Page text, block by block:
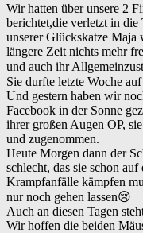
Wir hatten über unsere 2
berichtet,die verletzt in
unserer Glückskatze
längere Zeit nichts mehr
und auch ihr
Sie durfte letzte Woche
Und gestern haben wir
Facebook in der Sonne
ihrer großen Augen OP,
und zugenommen.
Heute Morgen dann der
schlecht, das sie schon
Krampfanfälle kämpfen
nur noch gehen lassen😢
Auch an diesen Tagen
Wir hoffen die beiden